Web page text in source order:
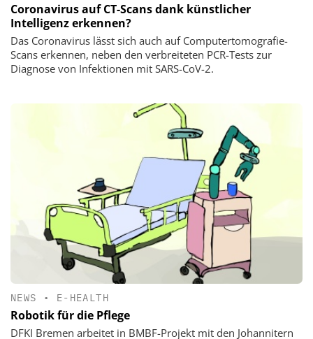
Coronavirus auf CT-Scans dank künstlicher
Intelligenz erkennen?
Das Coronavirus lässt sich auch auf Computertomografie-
Scans erkennen, neben den verbreiteten PCR-Tests zur
Diagnose von Infektionen mit SARS-CoV-2.
NEWS • E-HEALTH
Robotik für die Pflege
DFKI Bremen arbeitet in BMBF-Projekt mit den Johannitern